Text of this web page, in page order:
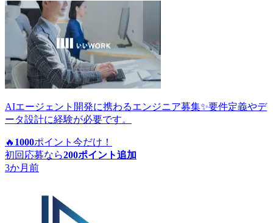
AIエージェント開発に携わるエンジニア募集✨要件定義やデ
ータ設計に経験が必要です。
🔥 1000ポイント 今だけ！
初回応募なら200ポイント追加
3か月前